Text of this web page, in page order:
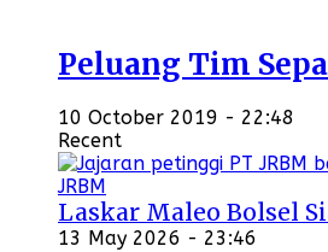
Peluang Tim
10 October 2019 - 22:48
Recent
Laskar Maleo Bolsel
13 May 2026 - 23:46